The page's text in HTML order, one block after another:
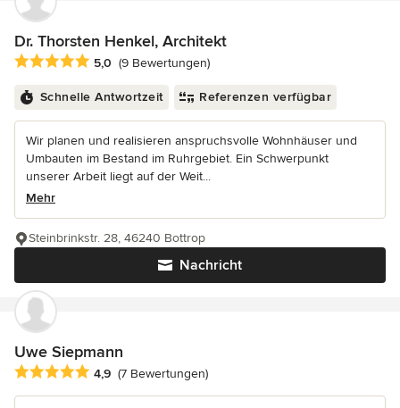
Dr. Thorsten Henkel, Architekt
Durchschnittliche Bewertung: 5 von 5 Sternen
5,0 (9 Bewertungen)
Schnelle Antwortzeit Referenzen verfügbar
Wir planen und realisieren anspruchsvolle Wohnhäuser und
Umbauten im Bestand im Ruhrgebiet. Ein Schwerpunkt
unserer Arbeit liegt auf der Weit...
Mehr
Nachricht
Steinbrinkstr. 28, 46240 Bottrop
Uwe Siepmann
Durchschnittliche Bewertung: 4.9 von 5 Sternen
4,9 (7 Bewertungen)